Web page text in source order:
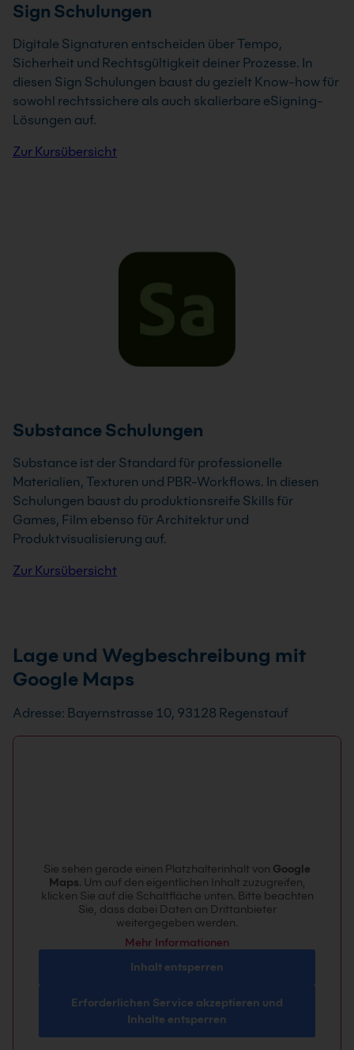
Sign Schulungen
Digitale Signaturen entscheiden über Tempo,
Sicherheit und Rechtsgültigkeit deiner Prozesse. In
diesen Sign Schulungen baust du gezielt Know-how für
sowohl rechtssichere als auch skalierbare eSigning-
Lösungen auf.
Zur Kursübersicht
Substance Schulungen
Substance ist der Standard für professionelle
Materialien, Texturen und PBR-Workflows. In diesen
Schulungen baust du produktionsreife Skills für
Games, Film ebenso für Architektur und
Produktvisualisierung auf.
Zur Kursübersicht
Lage und Wegbeschreibung mit
Google Maps
Adresse: Bayernstrasse 10, 93128 Regenstauf
Sie sehen gerade einen Platzhalterinhalt von Google
Maps. Um auf den eigentlichen Inhalt zuzugreifen,
klicken Sie auf die Schaltfläche unten. Bitte beachten
Sie, dass dabei Daten an Drittanbieter
weitergegeben werden.
Mehr Informationen
Inhalt entsperren
Erforderlichen Service akzeptieren und
Inhalte entsperren